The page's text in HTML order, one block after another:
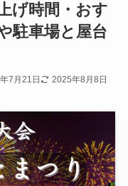
げ時間・おす
駐車場と屋台
7月21日 2025年8月8日